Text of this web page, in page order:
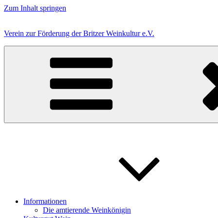
Zum Inhalt springen
Verein zur Förderung der Britzer Weinkultur e.V.
Informationen
Die amtierende Weinkönigin